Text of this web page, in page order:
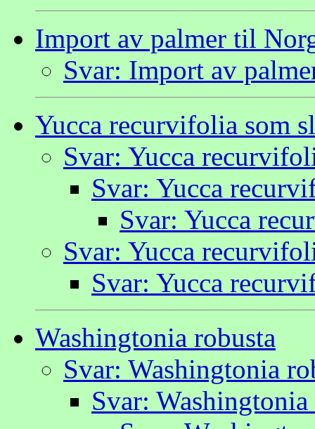
Import av palmer til
Svar: Import av
Yucca recurvifolia som
Svar: Yucca
Svar: Yucca
Svar: Yucca
Svar: Yucca
Svar: Yucca
Washingtonia robusta
Svar: Washingtonia
Svar: Washingtonia